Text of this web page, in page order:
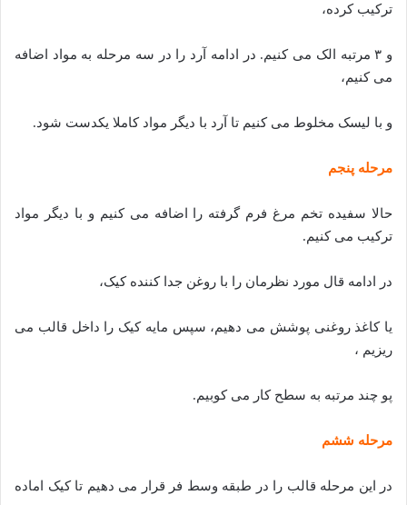
ترکیب کرده،
و ۳ مرتبه الک می کنیم. در ادامه آرد را در سه مرحله به مواد اضافه
می کنیم،
و با لیسک مخلوط می کنیم تا آرد با دیگر مواد کاملا یکدست شود.
مرحله پنجم
حالا سفیده تخم مرغ فرم گرفته را اضافه می کنیم و با دیگر مواد
ترکیب می کنیم.
در ادامه قال مورد نظرمان را با روغن جدا کننده کیک،
یا کاغذ روغنی پوشش می دهیم، سپس مایه کیک را داخل قالب می
ریزیم ،
پو چند مرتبه به سطح کار می کوبیم.
مرحله ششم
در این مرحله قالب را در طبقه وسط فر قرار می دهیم تا کیک اماده